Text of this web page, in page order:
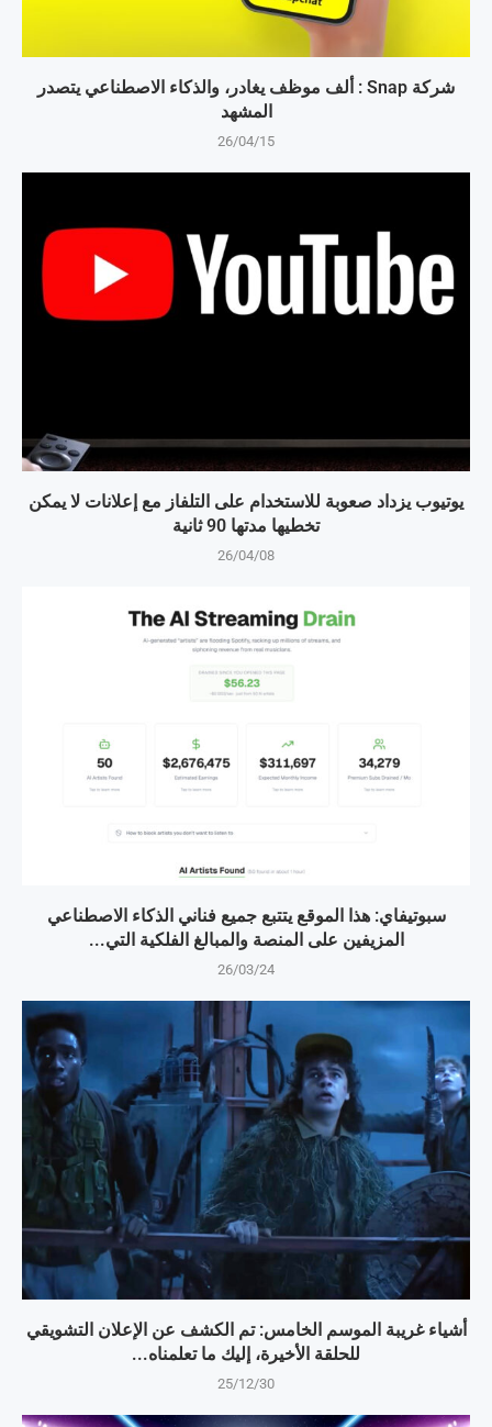
شركة Snap : ألف موظف يغادر، والذكاء الاصطناعي يتصدر
المشهد
26/04/15
يوتيوب يزداد صعوبة للاستخدام على التلفاز مع إعلانات لا يمكن
تخطيها مدتها 90 ثانية
26/04/08
سبوتيفاي: هذا الموقع يتتبع جميع فناني الذكاء الاصطناعي
المزيفين على المنصة والمبالغ الفلكية التي...
26/03/24
أشياء غريبة الموسم الخامس: تم الكشف عن الإعلان التشويقي
للحلقة الأخيرة، إليك ما تعلمناه...
25/12/30